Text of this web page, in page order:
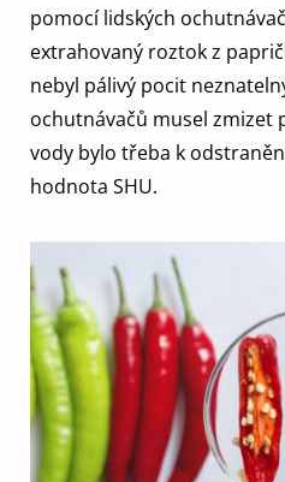
pomocí lidských
extrahovaný roztok z
nebyl pálivý pocit
ochutnávačů musel zmizet
vody bylo třeba k
hodnota SHU.